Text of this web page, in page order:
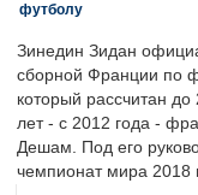
футболу
Зинедин Зидан
сборной Франции по
который рассчитан
лет - с 2012 года -
Дешам. Под его
чемпионат мира 2018